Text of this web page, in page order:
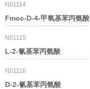
N01114
Fmoc-D-4-甲氧基苯丙氨酸
N01115
L-2-氰基苯丙氨酸
N01116
D-2-氰基苯丙氨酸